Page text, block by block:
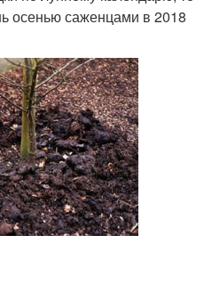
осенью саженцами в 2018